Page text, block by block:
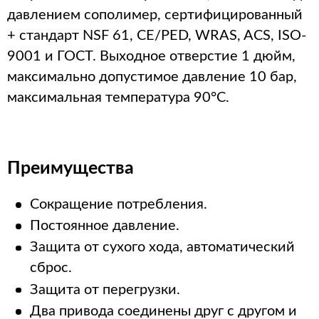
давлением сополимер, сертифицированный
+ стандарт NSF 61, CE/PED, WRAS, ACS, ISO-
9001 и ГОСТ. Выходное отверстие 1 дюйм,
максимально допустимое давление 10 бар,
максимальная температура 90°C.
Преимущества
Сокращение потребления.
Постоянное давление.
Защита от сухого хода, автоматический
сброс.
Защита от перегрузки.
Два привода соединены друг с другом и